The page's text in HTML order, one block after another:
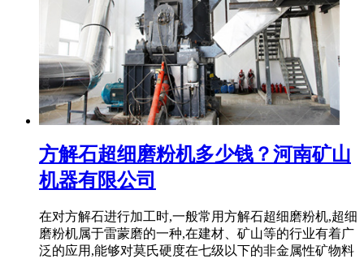
方解石超细磨粉机多少钱？河南矿山
机器有限公司
在对方解石进行加工时,一般常用方解石超细磨粉机,超细
磨粉机属于雷蒙磨的一种,在建材、矿山等的行业有着广
泛的应用,能够对莫氏硬度在七级以下的非金属性矿物料